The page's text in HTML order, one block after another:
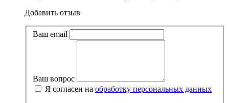
Добавить отзыв
Ваш email
Ваш вопрос
Я согласен на обработку персональных данных